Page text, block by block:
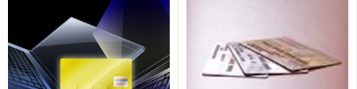
つまり、手続き上での破産の目的は免責を受けることで
あり、これが認められ借金の返済義務が免れるようにな
るというのが最大の効果です。またこの手続きはそもそ
も今までを清算し、配当する手続きです。財産があれ